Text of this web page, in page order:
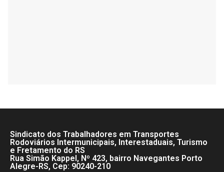
Sindicato dos Trabalhadores em Transportes
Rodoviários Intermunicipais, Interestaduais, Turismo
e Fretamento do RS
Rua Simão Kappel, Nº 423, bairro Navegantes Porto
Alegre-RS, Cep: 90240-210